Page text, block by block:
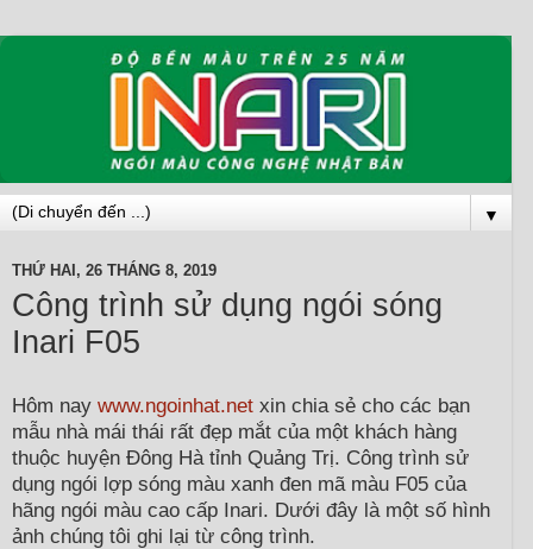
▼
THỨ HAI, 26 THÁNG 8, 2019
Công trình sử dụng ngói sóng
Inari F05
Hôm nay www.ngoinhat.net xin chia sẻ cho các bạn
mẫu nhà mái thái rất đẹp mắt của một khách hàng
thuộc huyện Đông Hà tỉnh Quảng Trị. Công trình sử
dụng ngói lợp sóng màu xanh đen mã màu F05 của
hãng ngói màu cao cấp Inari. Dưới đây là một số hình
ảnh chúng tôi ghi lại từ công trình.